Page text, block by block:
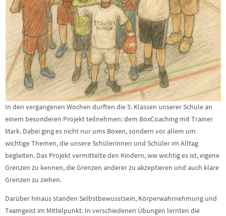
In den vergangenen Wochen durften die 5. Klassen unserer Schule an
einem besonderen Projekt teilnehmen: dem BoxCoaching mit Trainer
Mark. Dabei ging es nicht nur ums Boxen, sondern vor allem um
wichtige Themen, die unsere Schülerinnen und Schüler im Alltag
begleiten. Das Projekt vermittelte den Kindern, wie wichtig es ist, eigene
Grenzen zu kennen, die Grenzen anderer zu akzeptieren und auch klare
Grenzen zu ziehen.
Darüber hinaus standen Selbstbewusstsein, Körperwahrnehmung und
Teamgeist im Mittelpunkt. In verschiedenen Übungen lernten die